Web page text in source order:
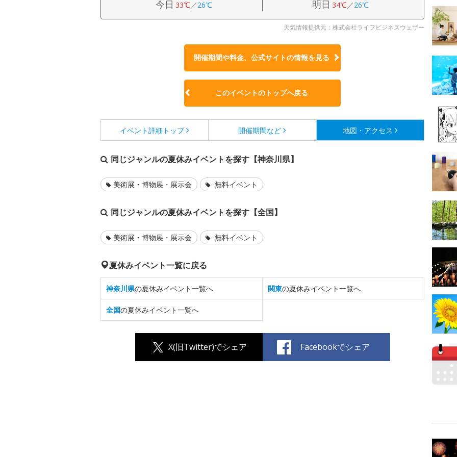
今日 33℃／26℃ 明日 34℃／26℃
天気情報提供元：株式会社ライフビジネスウェザー
開催期間や料金、公式サイトの情報を見る
このイベントのトップへ戻る
イベント詳細 トップ 開催期間など 地図・アクセス
同じジャンルの夏休みイベントを探す【神奈川県】
美術展・博物展・展示会 無料イベント
同じジャンルの夏休みイベントを探す【全国】
美術展・博物展・展示会 無料イベント
夏休みイベント一覧に戻る
神奈川県の夏休みイベント一覧へ 関東の夏休みイベント一覧へ
全国の夏休みイベント一覧へ
X(旧Twitter)でシェア Facebookでシェア